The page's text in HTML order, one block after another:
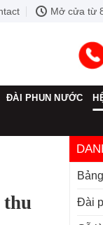
Mở cửa từ
ĐÀI PHUN NƯỚC
Đài
thu